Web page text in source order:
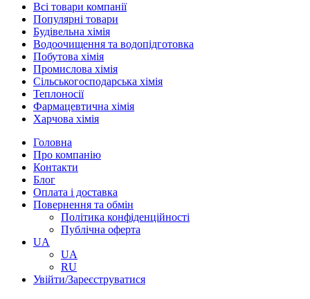
Всі товари компанії
Популярні товари
Будівельна хімія
Водоочищення та водопідготовка
Побутова хімія
Промислова хімія
Сільськогосподарська хімія
Теплоносії
Фармацевтична хімія
Харчова хімія
Головна
Про компанію
Контакти
Блог
Оплата і доставка
Повернення та обмін
Політика конфіденційності
Публічна оферта
UA
UA
RU
Увійти/Зареєструватися